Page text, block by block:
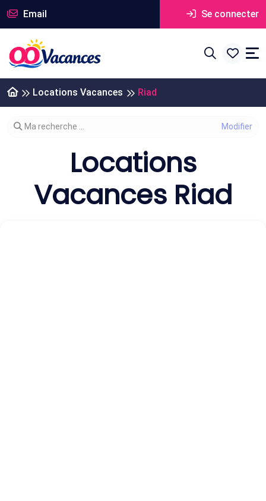
Email Se connecter
Locations Vacances Riad
Modifier votre recherche
Ma recherche ...
Locations
Vacances Riad